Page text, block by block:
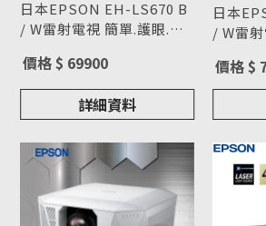
日本EPSON EH-LS670 B
/ W雷射電視 簡單.護眼.大
電洽詢
價格 $ 69900
詳細資料
日本
/ W雷
電洽詢
價格 $